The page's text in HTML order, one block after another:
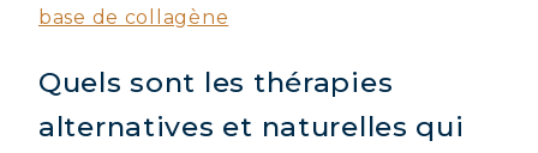
base de collagène
Quels sont les thérapies
alternatives et naturelles qui